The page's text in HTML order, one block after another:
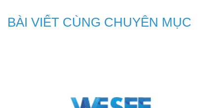
BÀI VIẾT CÙNG CHUYÊN MỤC